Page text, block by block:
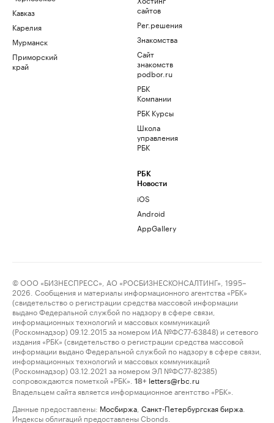
Кавказ
Карелия
Мурманск
Приморский
край
сайтов
Рег.решения
Знакомства
Сайт
знакомств
podbor.ru
РБК
Компании
РБК Курсы
Школа
управления
РБК
РБК
Новости
iOS
Android
AppGallery
© ООО «БИЗНЕСПРЕСС», АО «РОСБИЗНЕСКОНСАЛТИНГ», 1995–
2026. Сообщения и материалы информационного агентства «РБК»
(свидетельство о регистрации средства массовой информации
выдано Федеральной службой по надзору в сфере связи,
информационных технологий и массовых коммуникаций
(Роскомнадзор) 09.12.2015 за номером ИА №ФС77-63848) и сетевого
издания «РБК» (свидетельство о регистрации средства массовой
информации выдано Федеральной службой по надзору в сфере связи,
информационных технологий и массовых коммуникаций
(Роскомнадзор) 03.12.2021 за номером ЭЛ №ФС77-82385)
сопровождаются пометкой «РБК».
18+ letters@rbc.ru
Владельцем сайта является информационное агентство «РБК».
Данные предоставлены: Мосбиржа Санкт-Петербургская биржа
Индексы облигаций предоставлены Cbonds.